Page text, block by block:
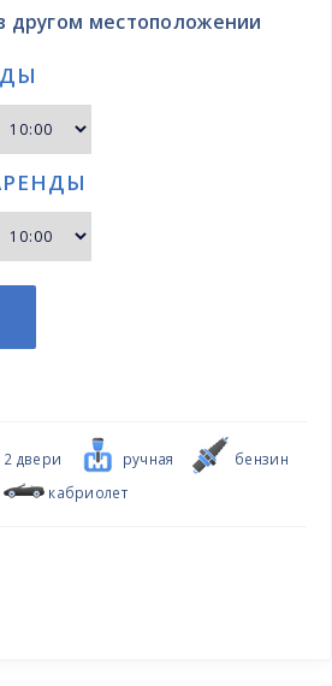
другом местоположении
2 двери ручная
бензин
кабриолет